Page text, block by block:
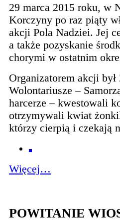
29 marca 2015 roku, w
Korczyny po raz piąty
akcji Pola Nadziei. Jej
a także pozyskanie
chorymi w ostatnim
Organizatorem akcji
Wolontariusze –
harcerze – kwestowali
otrzymywali kwiat
którzy cierpią i czekają
Więcej…
POWITANIE